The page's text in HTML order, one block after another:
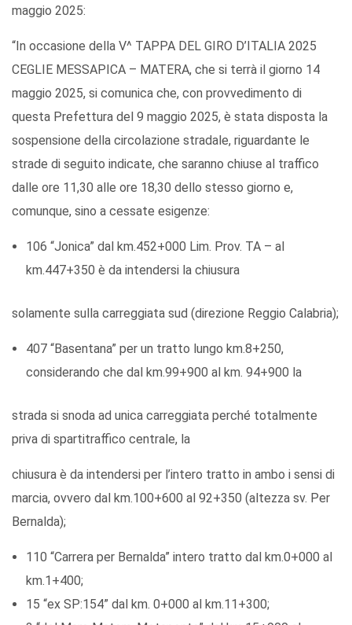
maggio 2025:
“In occasione della V^ TAPPA DEL GIRO D’ITALIA 2025
CEGLIE MESSAPICA – MATERA, che si terrà il giorno 14
maggio 2025, si comunica che, con provvedimento di
questa Prefettura del 9 maggio 2025, è stata disposta la
sospensione della circolazione stradale, riguardante le
strade di seguito indicate, che saranno chiuse al traffico
dalle ore 11,30 alle ore 18,30 dello stesso giorno e,
comunque, sino a cessate esigenze:
106 “Jonica” dal km.452+000 Lim. Prov. TA – al
km.447+350 è da intendersi la chiusura
solamente sulla carreggiata sud (direzione Reggio Calabria);
407 “Basentana” per un tratto lungo km.8+250,
considerando che dal km.99+900 al km. 94+900 la
strada si snoda ad unica carreggiata perché totalmente
priva di spartitraffico centrale, la
chiusura è da intendersi per l’intero tratto in ambo i sensi di
marcia, ovvero dal km.100+600 al 92+350 (altezza sv. Per
Bernalda);
110 “Carrera per Bernalda” intero tratto dal km.0+000 al
km.1+400;
15 “ex SP:154” dal km. 0+000 al km.11+300;